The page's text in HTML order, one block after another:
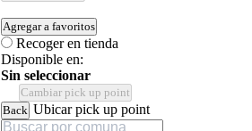
Agregar a favoritos
Recoger en tienda
Disponible en:
Sin seleccionar
Cambiar pick up point
Back Ubicar pick up point